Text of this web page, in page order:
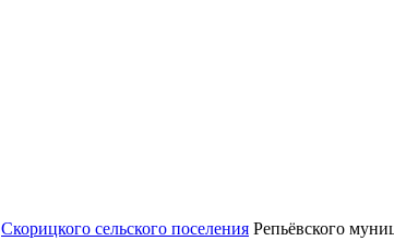
Скорицкого сельского поселения Репьёвского